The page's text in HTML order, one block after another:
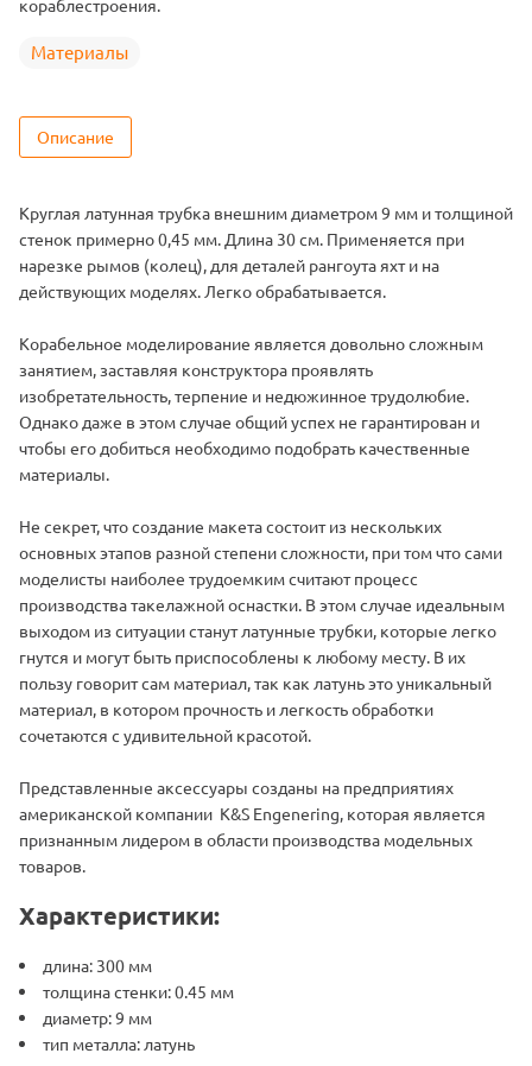
кораблестроения.
Материалы
Описание
Круглая латунная трубка внешним диаметром 9 мм и толщиной
стенок примерно 0,45 мм. Длина 30 см. Применяется при
нарезке рымов (колец), для деталей рангоута яхт и на
действующих моделях. Легко обрабатывается.
Корабельное моделирование является довольно сложным
занятием, заставляя конструктора проявлять
изобретательность, терпение и недюжинное трудолюбие.
Однако даже в этом случае общий успех не гарантирован и
чтобы его добиться необходимо подобрать качественные
материалы.
Не секрет, что создание макета состоит из нескольких
основных этапов разной степени сложности, при том что сами
моделисты наиболее трудоемким считают процесс
производства такелажной оснастки. В этом случае идеальным
выходом из ситуации станут латунные трубки, которые легко
гнутся и могут быть приспособлены к любому месту. В их
пользу говорит сам материал, так как латунь это уникальный
материал, в котором прочность и легкость обработки
сочетаются с удивительной красотой.
Представленные аксессуары созданы на предприятиях
американской компании K&S Engenering, которая является
признанным лидером в области производства модельных
товаров.
Характеристики:
длина: 300 мм
толщина стенки: 0.45 мм
диаметр: 9 мм
тип металла: латунь